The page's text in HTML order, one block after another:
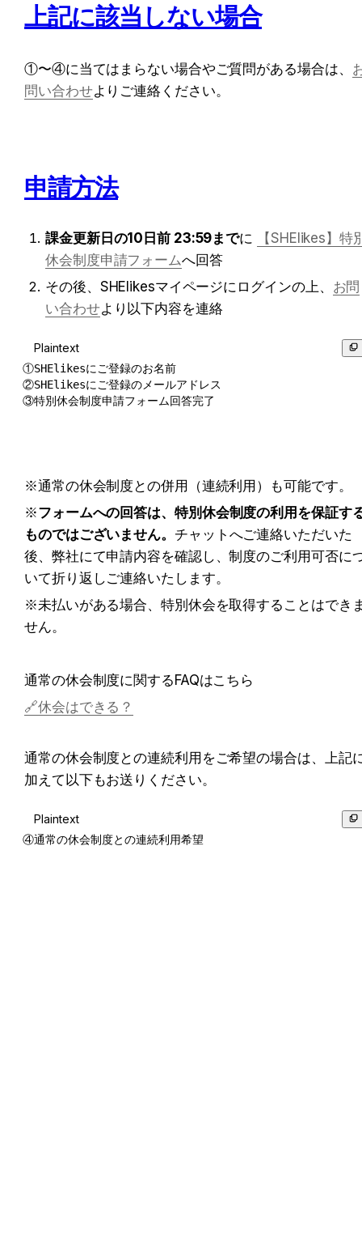
上記に該当しない場合
①〜④に当てはまらない場合やご質問がある場合は、
問い合わせよりご連絡ください。
申請方法
課金更新日の10日前 23:59までに
【SHElikes】特
休会制度申請フォームへ回答
その後、SHElikesマイページにログインの上、 お問
い合わせより以下内容を連絡
Plaintext
①SHElikesにご登録のお名前
②SHElikesにご登録のメールアドレス
③特別休会制度申請フォーム回答完了
※通常の休会制度との併用（連続利用）も可能です。
※フォームへの回答は、特別休会制度の利用を保証す
ものではございません。 チャットへご連絡いただいた
後、弊社にて申請内容を確認し、制度のご利用可否に
いて折り返しご連絡いたします。
※未払いがある場合、特別休会を取得することはでき
せん。
通常の休会制度に関するFAQはこちら
🔗休会はできる？
通常の休会制度との連続利用をご希望の場合は、上記
加えて以下もお送りください。
Plaintext
④通常の休会制度との連続利用希望